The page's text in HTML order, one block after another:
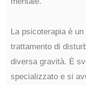
La psicoterapia è
trattamento di
diversa gravità. È
specializzato e si